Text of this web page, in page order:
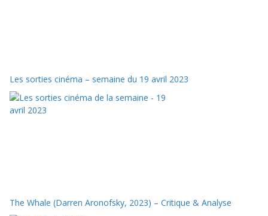
Les sorties cinéma – semaine du 19 avril 2023
The Whale (Darren Aronofsky, 2023) – Critique & Analyse